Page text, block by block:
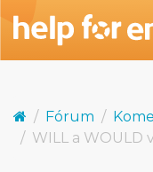
Fórum
WILL a